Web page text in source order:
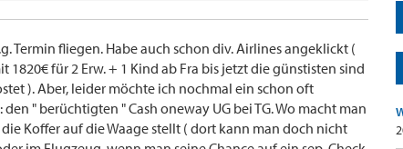
Termin fliegen. Habe auch schon div. Airlines angeklickt (
1820€ für 2 Erw. + 1 Kind ab Fra bis jetzt die günstisten sind
). Aber, leider möchte ich nochmal ein schon oft
" berüchtigten " Cash oneway UG bei TG. Wo macht man
Koffer auf die Waage stellt ( dort kann man doch nicht